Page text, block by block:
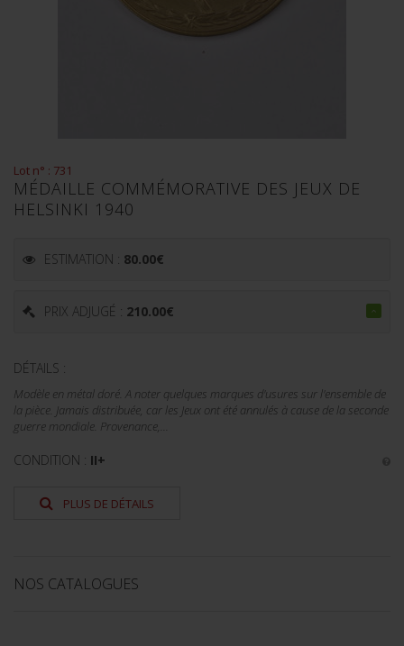
Lot n° : 731
MÉDAILLE COMMÉMORATIVE DES JEUX DE
HELSINKI 1940
ESTIMATION : 80.00€
PRIX ADJUGÉ : 210.00€
DÉTAILS :
Modèle en métal doré. A noter quelques marques d'usures sur l'ensemble de
la pièce. Jamais distribuée, car les Jeux ont été annulés à cause de la seconde
guerre mondiale. Provenance,...
CONDITION : II+
PLUS DE DÉTAILS
NOS CATALOGUES